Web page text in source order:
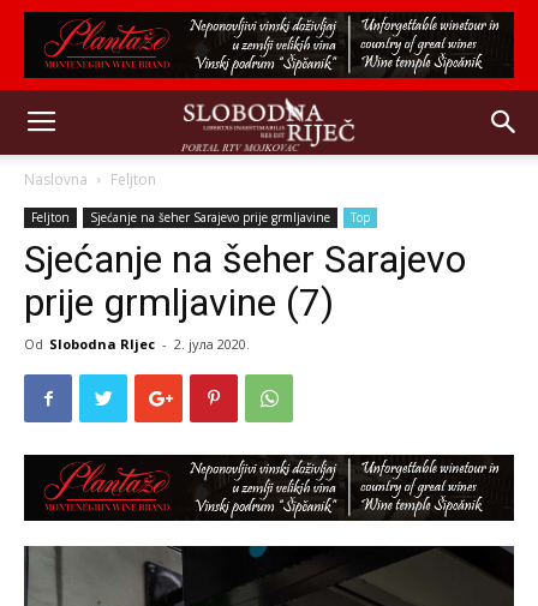
Naslovna Feljton
Feljton Sjećanje na šeher Sarajevo prije grmljavine Top
Sjećanje na šeher Sarajevo
prije grmljavine (7)
Od Slobodna RIjec - 2. јула 2020.